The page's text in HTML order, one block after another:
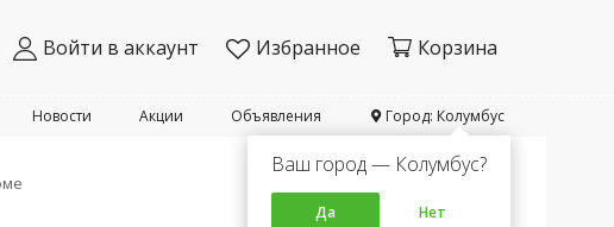
Войти в аккаунт Избранное Корзина
Город: Колумбус
Ваш город — Колумбус?
Да Нет
Объявления
Акции
Новости